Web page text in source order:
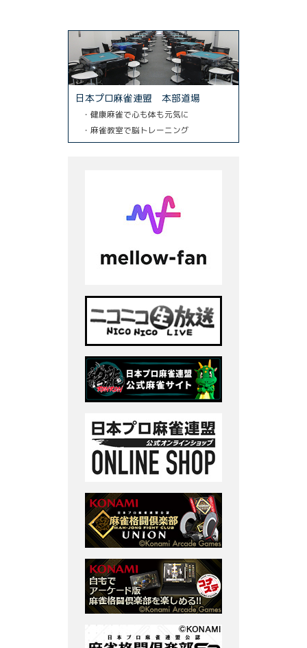
日本プロ麻雀連盟 本部道場
・健康麻雀で心も体も元気に
・麻雀教室で脳トレーニング